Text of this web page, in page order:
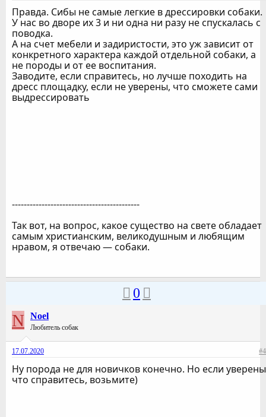
Правда. Сибы не самые легкие в дрессировки собаки.
У нас во дворе их 3 и ни одна ни разу не спускалась с
поводка.
А на счет мебели и задиристости, это уж зависит от
конкретного характера каждой отдельной собаки, а
не породы и от ее воспитания.
Заводите, если справитесь, но лучше походить на
дресс площадку, если не уверены, что сможете сами
выдрессировать
-------------------------------------------
Так вот, на вопрос, какое существо на свете обладает
самым христианским, великодушным и любящим
нравом, я отвечаю — собаки.
0
N Noel
Любитель собак
17.07.2020 #4
Ну порода не для новичков конечно. Но если уверены
что справитесь, возьмите)